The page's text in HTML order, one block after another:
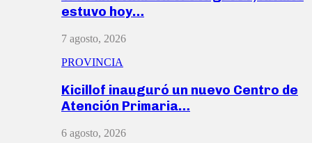
estuvo hoy…
7 agosto, 2026
PROVINCIA
Kicillof inauguró un nuevo Centro de
Atención Primaria…
6 agosto, 2026